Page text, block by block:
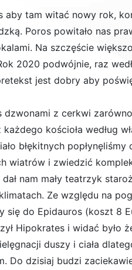
aby tam witać nowy rok,
Poros powitało nas
Na szczęście
2020 podwójnie, raz
jest dobry aby
dzwonami z cerkwi
kościoła według
błękitnych
wiatrów i zwiedzić
nam mały teatrzyk
Ze względu na
się do Epidauros (koszt 8
Hipokrates i widać było
duszy i ciała
Do dzisiaj budzi